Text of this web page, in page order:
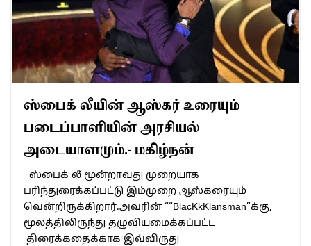
ஸ்பைக் லீயின் ஆஸ்கர் உரையும்
படைப்பாளியின் அரசியல்
அடையாளமும்.- மகிழ்நன்
ஸ்பைக் லீ மூன்றாவது முறையாக
பரிந்துரைக்கப்பட்டு இம்முறை ஆஸ்கரையும்
வென்றிருக்கிறார்.அவரின் ““BlacKkKlansman”க்கு,
மூலத்திலிருந்து தழுவியமைக்கப்பட்ட
திரைக்கதைக்காக இவ்விருது